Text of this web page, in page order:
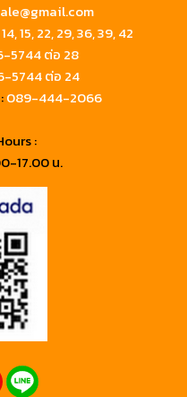
15, 22, 29, 36, 39, 42
5744 ต่อ 28
5744 ต่อ 24
089-444-2066
:
17.00 น.